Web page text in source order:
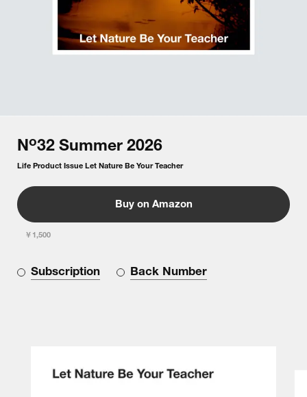
No32 Summer 2026
Life Product Issue Let Nature Be Your Teacher
Buy on Amazon
￥1,500
Subscription Back Number